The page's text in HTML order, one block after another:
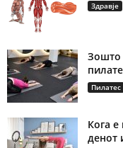
Здравје
Зошто
Пилатес
Кога е
денот